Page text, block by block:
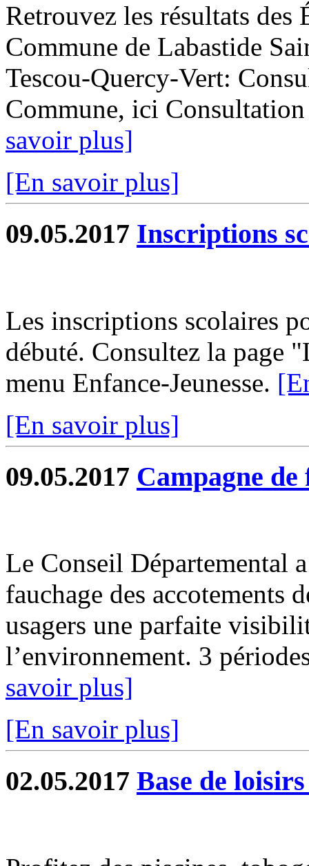
Retrouvez les résultats
Commune de Labastide
Tescou-Quercy-Vert:
Commune, ici
savoir plus]
[En savoir plus]
09.05.2017 Inscriptions
Les inscriptions scolaires
débuté. Consultez la page
menu Enfance-Jeunesse.
[En savoir plus]
09.05.2017 Campagne de
Le Conseil Départemental
fauchage des accotements
usagers une parfaite
l’environnement. 3
savoir plus]
[En savoir plus]
02.05.2017 Base de